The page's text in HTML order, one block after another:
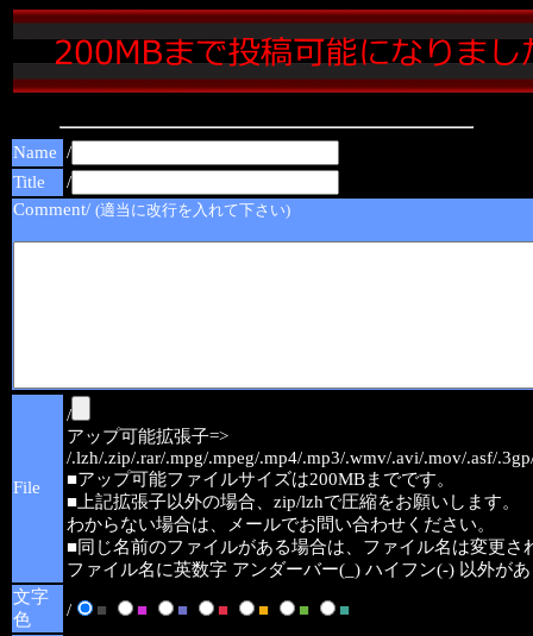
Name /
Title
/
Comment/ (適当に改行を入れて下さい)
File
/
アップ可能拡張子=>
/.lzh/.zip/.rar/.mpg/.mpeg/.mp4/.mp3/.wmv/.avi/.mov/.asf/
■アップ可能ファイルサイズは200MBまでです。
■上記拡張子以外の場合、zip/lzhで圧縮をお願いします。
わからない場合は、メールでお問い合わせください。
■同じ名前のファイルがある場合は、ファイル名は変更さ
ファイル名に英数字 アンダーバー(_) ハイフン(-) 以外が
文字
色
/ ■ ■ ■ ■ ■ ■
■